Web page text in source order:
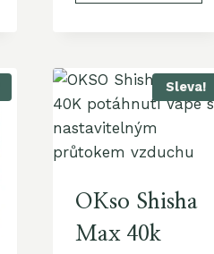
Sleva!
OKso Shisha
Max 40k